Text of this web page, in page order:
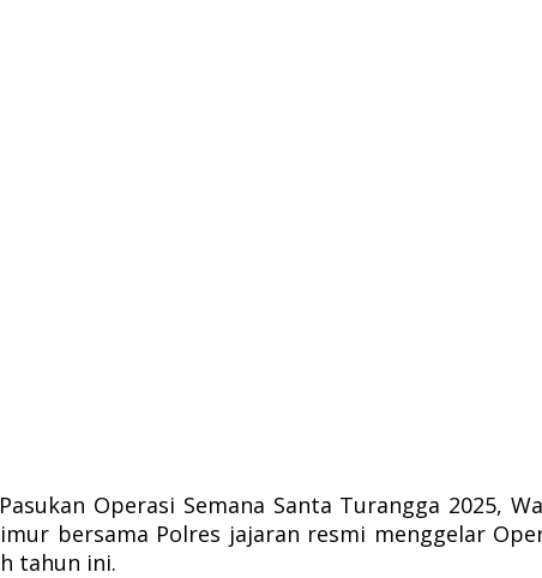
Operasi Semana Santa Turangga 2025,
bersama Polres jajaran resmi menggelar
tahun ini.